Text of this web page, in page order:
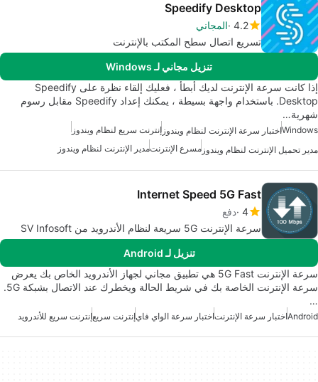
Speedify Desktop
4.2 المجاني
تسريع اتصال سطح المكتب بالإنترنت
تنزيل مجاني لـ Windows
إذا كانت سرعة الإنترنت لديك أبطأ ، فعليك إلقاء نظرة على Speedify
Desktop. باستخدام واجهة بسيطة ، يمكنك إعداد Speedify مقابل رسوم
شهرية…
Windowsاختبار سرعة الإنترنت لنظام ويندوز إنترنت سريع لنظام ويندوز
مدير تحميل الإنترنت لنظام ويندوز مسرع الإنترنتمدير الإنترنت لنظام ويندوز
Internet Speed 5G Fast
4 دفع
سرعة الإنترنت 5G سريعة لنظام الأندرويد من SV Infosoft
تنزيل لـ Android
سرعة الإنترنت 5G Fast هي تطبيق مجاني لجهاز الأندرويد الخاص بك يعرض
سرعة الإنترنت الخاصة بك في شريط الحالة ويخطرك عند الاتصال بشبكة 5G.
…
Androidاختبار سرعة الإنترنتاختبار سرعة الواي فايإنترنت سريعإنترنت سريع للأندرويد